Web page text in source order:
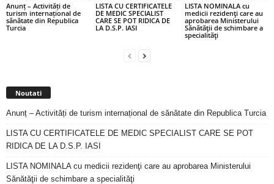
Anunț – Activități de
turism internațional de
sănătate din Republica
Turcia
LISTA CU CERTIFICATELE
DE MEDIC SPECIALIST
CARE SE POT RIDICA DE
LA D.S.P. IASI
LISTA NOMINALA cu
medicii rezidenţi care au
aprobarea Ministerului
Sănătăţii de schimbare a
specialităţi
Noutati
Anunț – Activități de turism internațional de sănătate din Republica Turcia
LISTA CU CERTIFICATELE DE MEDIC SPECIALIST CARE SE POT
RIDICA DE LA D.S.P. IASI
LISTA NOMINALA cu medicii rezidenţi care au aprobarea Ministerului
Sănătăţii de schimbare a specialităţi